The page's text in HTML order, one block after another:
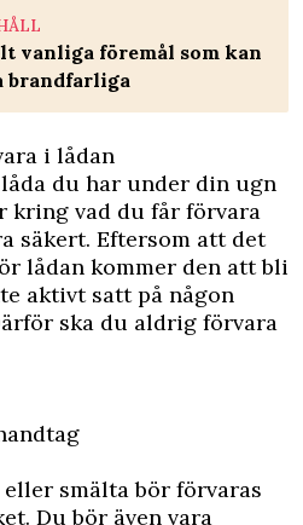
vanliga föremål som kan
brandfarliga
i lådan
du har under din ugn
vad du får förvara
säkert. Eftersom att det
lådan kommer den att bli
aktivt satt på någon
ska du aldrig förvara
smälta bör förvaras
Du bör även vara